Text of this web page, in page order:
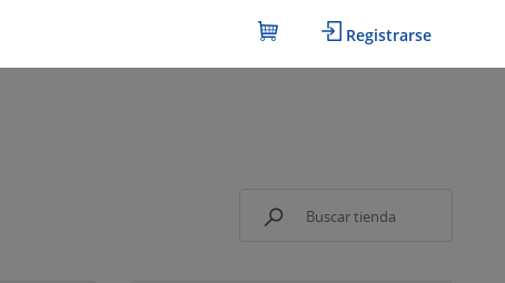
Registrarse